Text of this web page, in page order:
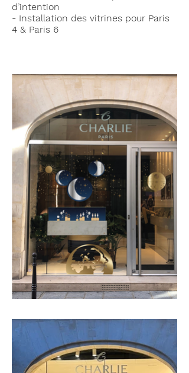
d’intention
- Installation des vitrines pour Paris
4 & Paris 6